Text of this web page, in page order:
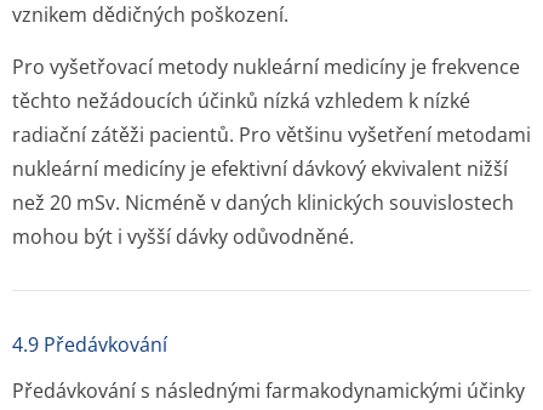
vznikem dědičných poškození.
Pro vyšetřovací metody nukleární medicíny je frekvence
těchto nežádoucích účinků nízká vzhledem k nízké
radiační zátěži pacientů. Pro většinu vyšetření metodami
nukleární medicíny je efektivní dávkový ekvivalent nižší
než 20 mSv. Nicméně v daných klinických souvislostech
mohou být i vyšší dávky odůvodněné.
4.9 Předávkování
Předávkování s následnými farmakodynamickými účinky